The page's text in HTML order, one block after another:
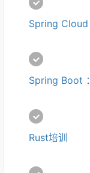
Spring Cloud
Spring Boot
Rust培训